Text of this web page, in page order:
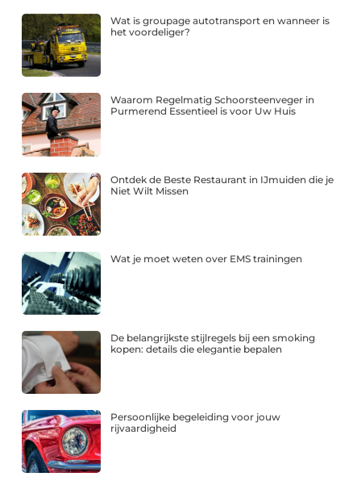
Wat is groupage autotransport en wanneer is
het voordeliger?
Waarom Regelmatig Schoorsteenveger in
Purmerend Essentieel is voor Uw Huis
Ontdek de Beste Restaurant in IJmuiden die je
Niet Wilt Missen
Wat je moet weten over EMS trainingen
De belangrijkste stijlregels bij een smoking
kopen: details die elegantie bepalen
Persoonlijke begeleiding voor jouw
rijvaardigheid